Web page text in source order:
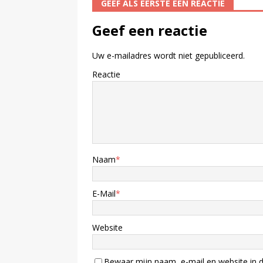
GEEF ALS EERSTE EEN REACTIE
Geef een reactie
Uw e-mailadres wordt niet gepubliceerd.
Reactie
Naam*
E-Mail*
Website